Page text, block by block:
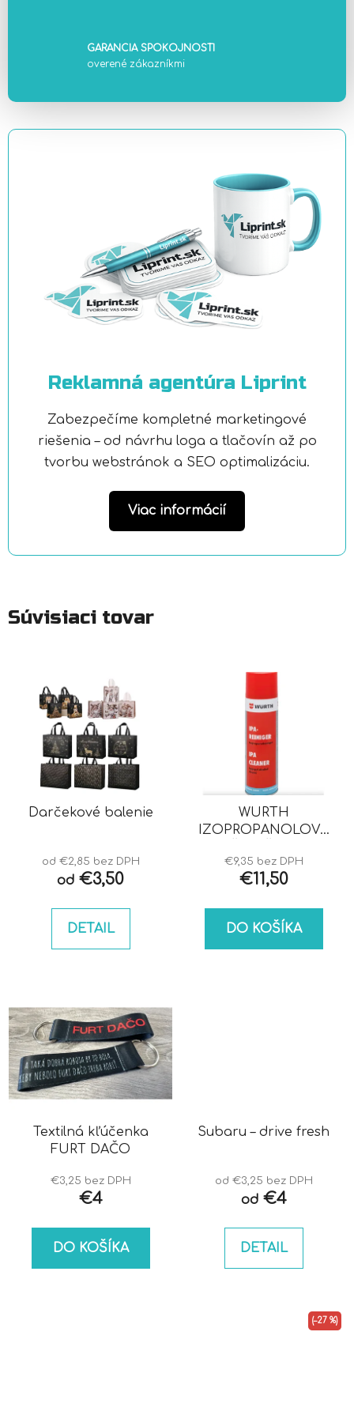
GARANCIA SPOKOJNOSTI
overené zákazníkmi
Reklamná agentúra Liprint
Zabezpečíme kompletné marketingové
riešenia – od návrhu loga a tlačovín až po
tvorbu webstránok a SEO optimalizáciu.
Viac informácií
Súvisiaci tovar
Darčekové balenie
od €2,85 bez DPH
od €3,50
DETAIL
WURTH
IZOPROPANOLOVÝ
€9,35 bez DPH
€11,50
DO KOŠÍKA
Textilná kľúčenka
FURT DAČO
€3,25 bez DPH
€4
DO KOŠÍKA
Subaru – drive fresh
od €3,25 bez DPH
od€4
DETAIL
(–27 %)